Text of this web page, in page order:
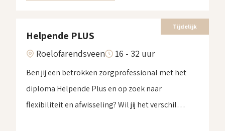
Tijdelijk
Helpende PLUS
Roelofarendsveen 16 - 32 uur
Ben jij een betrokken zorgprofessional met het
diploma Helpende Plus en op zoek naar
flexibiliteit en afwisseling? Wil jij het verschil